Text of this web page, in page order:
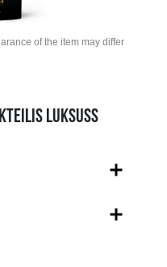
of the item may differ
LUKSUSS